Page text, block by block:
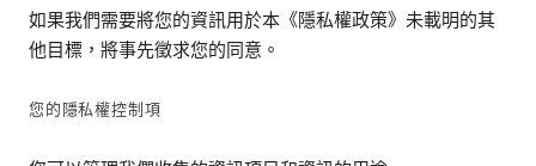
如果我們需要將您的資訊用於本《隱私權政策》未載明的其
他目標，將事先徵求您的同意。
您的隱私權控制項